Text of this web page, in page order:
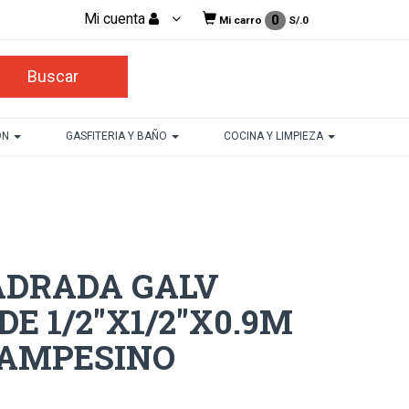
Mi cuenta Mi carro 0 S/.0
GASFITERIA Y BAÑO COCINA Y LIMPIEZA
GALV
1/2"X1/2"X0.9M